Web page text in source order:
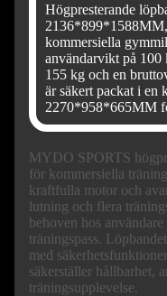
Högpresterande
kommersiella
användarvikt på
155 kg och en
är säkert packat i en
2270*958*665MM
MYDO SPORTS
för kommersiella
kraftfulla motor och
lutning och flera
behoven hos
träningspass.
med
säkerställer hållbarhet,
träningsupplevelse.